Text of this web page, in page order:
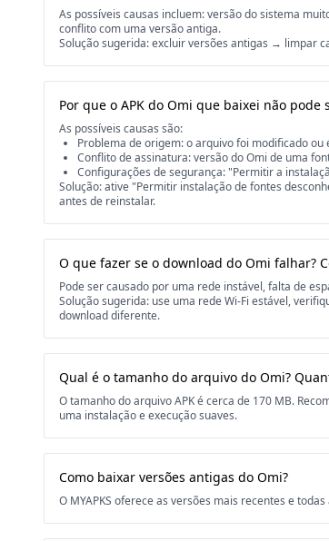
As possíveis causas incluem: versão do sistema
conflito com uma versão antiga.
Solução sugerida: excluir versões antigas → limpar
Por que o APK do Omi que baixei não pode
As possíveis causas são:
Problema de origem: o arquivo foi modificado ou
Conflito de assinatura: versão do Omi de uma
Configurações de segurança: "Permitir a
Solução: ative "Permitir instalação de fontes
antes de reinstalar.
O que fazer se o download do Omi falhar?
Pode ser causado por uma rede instável, falta de
Solução sugerida: use uma rede Wi-Fi estável,
download diferente.
Qual é o tamanho do arquivo do Omi?
O tamanho do arquivo APK é cerca de 170 MB.
uma instalação e execução suaves.
Como baixar versões antigas do Omi?
O MYAPKS oferece as versões mais recentes e